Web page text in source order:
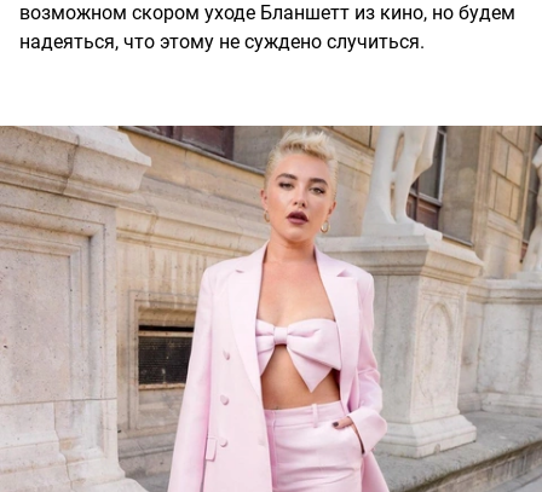
возможном скором уходе Бланшетт из кино, но будем
надеяться, что этому не суждено случиться.